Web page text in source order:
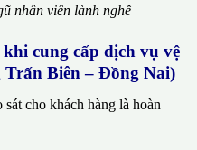
nhân viên lành nghề
cung cấp dịch vụ vệ
Trấn Biên – Đồng Nai)
cho khách hàng là hoàn